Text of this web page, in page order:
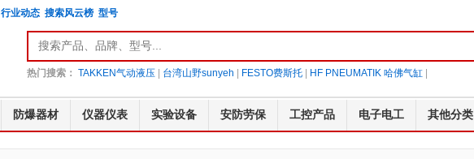
行业动态 搜索风云榜 型号
热门搜索： TAKKEN气动液压| 台湾山野sunyeh FESTO费斯托| HF PNEUMATIK 哈佛气缸|
防爆器材 仪器仪表 实验设备 安防劳保 工控产品 电子电工 其他分类